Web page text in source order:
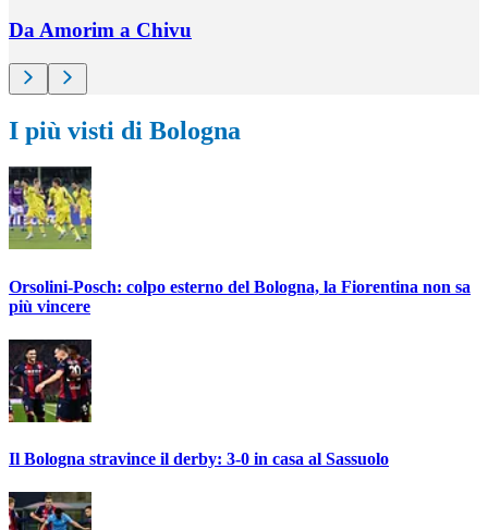
Da Amorim a Chivu
I più visti di Bologna
Orsolini-Posch: colpo esterno del Bologna, la Fiorentina non sa
più vincere
Il Bologna stravince il derby: 3-0 in casa al Sassuolo